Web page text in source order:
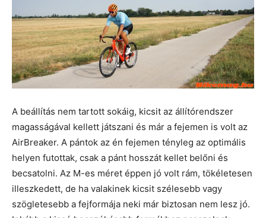
A beállítás nem tartott sokáig, kicsit az állítórendszer
magasságával kellett játszani és már a fejemen is volt az
AirBreaker. A pántok az én fejemen tényleg az optimális
helyen futottak, csak a pánt hosszát kellet belőni és
becsatolni. Az M-es méret éppen jó volt rám, tökéletesen
illeszkedett, de ha valakinek kicsit szélesebb vagy
szögletesebb a fejformája neki már biztosan nem lesz jó.